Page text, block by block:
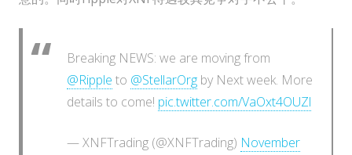
Breaking NEWS: we are moving from
@Ripple to @StellarOrg by Next week. More
details to come! pic.twitter.com/VaOxt4OUZl
— XNFTrading (@XNFTrading) November